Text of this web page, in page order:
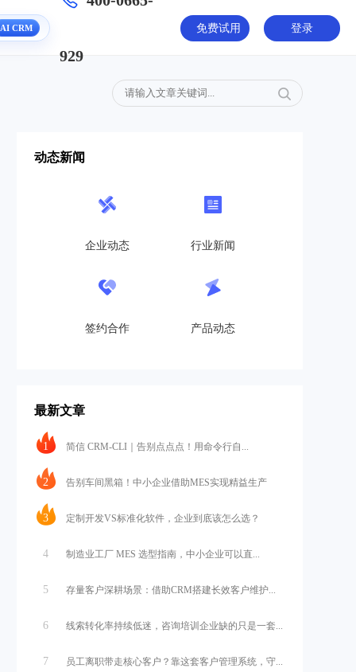
AI CRM
929
免费试用 登录
动态新闻
企业动态 行业新闻
签约合作 产品动态
最新文章
1 简信 CRM-CLI｜告别点点点！用命令行自...
2 告别车间黑箱！中小企业借助MES实现精益生产
3 定制开发VS标准化软件，企业到底该怎么选？
4 制造业工厂 MES 选型指南，中小企业可以直...
5 存量客户深耕场景：借助CRM搭建长效客户维护...
6 线索转化率持续低迷，咨询培训企业缺的只是一套...
7 员工离职带走核心客户？靠这套客户管理系统，守...